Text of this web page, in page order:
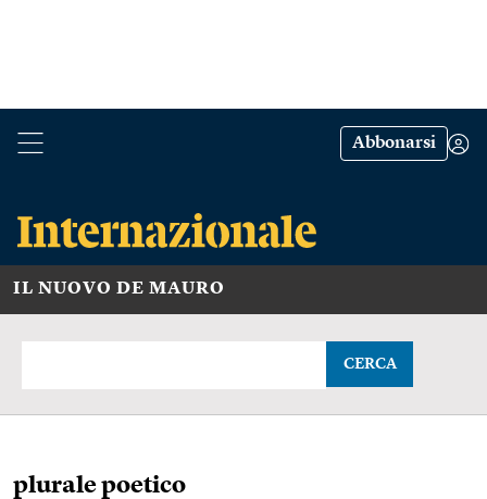
Abbonarsi
IL NUOVO DE MAURO
CERCA
plurale poetico